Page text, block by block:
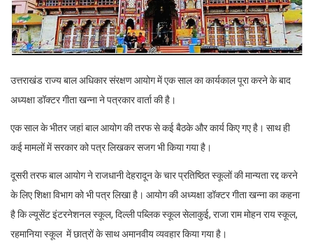
उत्तराखंड राज्य बाल अधिकार संरक्षण आयोग में एक साल का कार्यकाल पूरा करने के बाद
अध्यक्षा डॉक्टर गीता खन्ना ने पत्रकार वार्ता की है।
एक साल के भीतर जहां बाल आयोग की तरफ से कई बैठके और कार्य किए गए है। साथ ही
कई मामलों में सरकार को पत्र लिखकर सजग भी किया गया है।
दूसरी तरफ बाल आयोग ने राजधानी देहरादून के चार प्रतिष्ठित स्कूलों की मान्यता रद्द करने
के लिए शिक्षा विभाग को भी पत्र लिखा है। आयोग की अध्यक्षा डॉक्टर गीता खन्ना का कहना
है कि ल्यूसेंट इंटरनेशनल स्कूल, दिल्ली पब्लिक स्कूल सेलाकुई, राजा राम मोहन राय स्कूल,
रहमानिया स्कूल में छात्रों के साथ अमानवीय व्यवहार किया गया है।